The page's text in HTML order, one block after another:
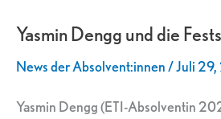
Yasmin Dengg und die
News der Absolvent:innen/Juli
Yasmin Dengg (ETI-Absolventin
und
Wangen